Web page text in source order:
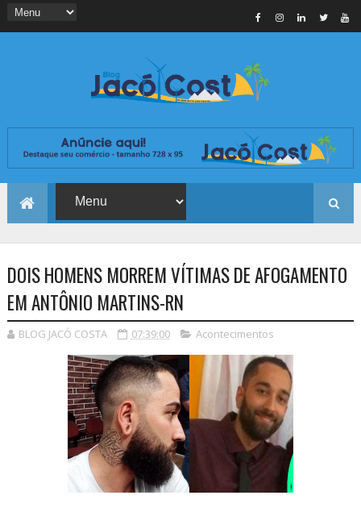
DOIS HOMENS MORREM VÍTIMAS DE AFOGAMENTO
EM ANTÔNIO MARTINS-RN
BLOG JACÓ COSTA 07:39:00 Acontecimentos